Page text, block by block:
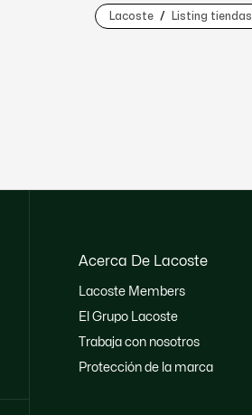
Lacoste Listing tiendas
Acerca De Lacoste
Lacoste Members
El Grupo Lacoste
Trabaja con nosotros
Protección de la marca